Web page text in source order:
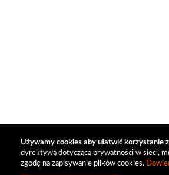
Używamy cookies aby ułatwić korzystanie
dyrektywą dotyczącą prywatności w sieci,
zgodę na zapisywanie plików cookies.